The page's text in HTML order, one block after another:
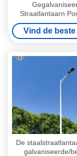
Straatlantaarn Pool
Lichte Pool + -
Vind de
De
galvaniseerde/